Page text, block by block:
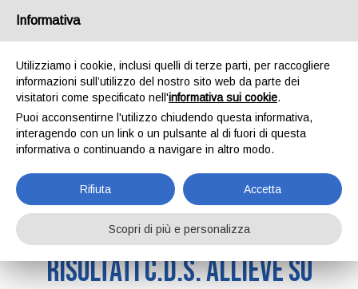
News
Home News
29/09/2025
Risultati C.D.S. Allieve su
Informativa
Utilizziamo i cookie, inclusi quelli di terze parti, per raccogliere
informazioni sull’utilizzo del nostro sito web da parte dei
visitatori come specificato nell'informativa sui cookie.
Puoi acconsentirne l'utilizzo chiudendo questa informativa,
interagendo con un link o un pulsante al di fuori di questa
informativa o continuando a navigare in altro modo.
Rifiuta Accetta
Scopri di più e personalizza